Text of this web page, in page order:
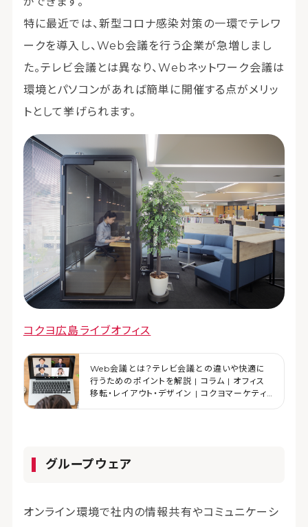
特に最近では、新型コロナ感染対策の一環でテレワ
ークを導入し、Web会議を行う企業が急増しまし
た。テレビ会議とは異なり、Webネットワーク会議は
環境とパソコンがあれば簡単に開催する点がメリッ
トとして挙げられます。
コクヨ広島ライブオフィス
Web会議とは？テレビ会議との違いや快適に
行うためのポイントを解説 | コラム | オフィス
移転・レイアウト・デザイン | コクヨマーケティ
グループウェア
オンライン環境で社内の情報共有やコミュニケーシ